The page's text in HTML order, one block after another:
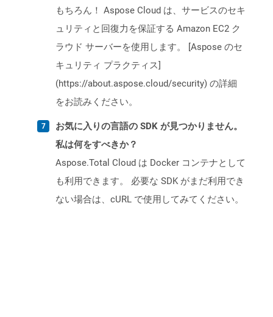
もちろん！ Aspose Cloud は、サービスのセキ
ュリティと回復力を保証する Amazon EC2 ク
ラウド サーバーを使用します。 [Aspose のセ
キュリティ プラクティス]
(https://about.aspose.cloud/security) の詳細
をお読みください。
お気に入りの言語の SDK が見つかりません。
私は何をすべきか？
Aspose.Total Cloud は Docker コンテナとして
も利用できます。 必要な SDK がまだ利用でき
ない場合は、cURL で使用してみてください。